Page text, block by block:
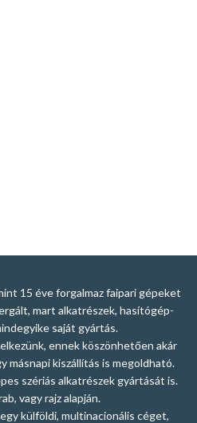
15 éve forgalmaz faipari gépeket
mart alkatrészek, hasítógép-
saját gyártás.
ennek köszönhetően akár
másnapi kiszállítás is megoldható.
szériás alkatrészek gyártását is.
vagy rajz alapján.
külföldi, multinacionális céget,